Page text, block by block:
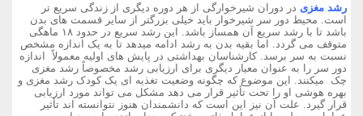
رشد مغزی در دوران شیرخوارگی از هر دوره دیگری از زندگی سریع تر
است. محیط دور سر شیرخوار باید خیلی بزرگتر از سایر قسمت های بدن
باشد تا با رشد سریع آن همساز باشد. این رشد سریع در حدود ۱۸ ماهگی
متوقف می گردد. اما بقیه بدن به رشد ادامه میدهد تا به یک اندازه مشخص
نسبت به سر برسد. کارشناسان بهداشتی در پایش های اولیه معمولاً اندازه
دور سر را به عنوان معیار دیگری برای ارزیابی رشد مخصوصاً رشد مغزی
چک میکنند. این موضوع که چگونه وضعیت تغذیه ای یک کودک رشد مغزی و
بهره هوشی او را تحت تأثیر قرار می دهد مشکل می تواند مورد ارزیابی
قرار گیرد. علت آن نیز این است که دانشمندان هنوز نتوانسته اند تأثیر